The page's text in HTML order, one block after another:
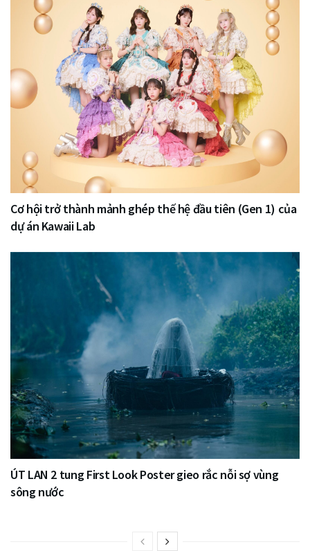
Cơ hội trở thành mảnh ghép thế hệ đầu tiên (Gen 1) của
dự án Kawaii Lab
ÚT LAN 2 tung First Look Poster gieo rắc nỗi sợ vùng
sông nước